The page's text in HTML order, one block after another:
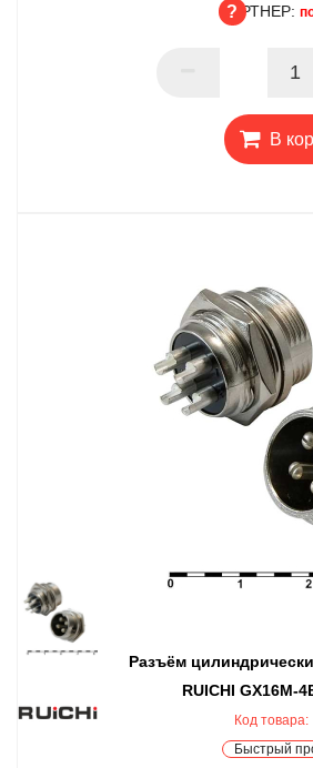
ПАРТНЕР:
В
Разъём
RUICHI GX16M-
Код товара:
Быстрый